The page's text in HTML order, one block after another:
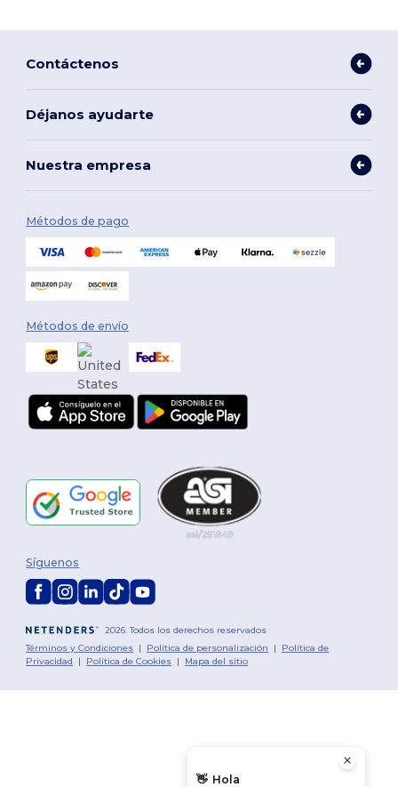
Contáctenos
Déjanos ayudarte
Nuestra empresa
Métodos de pago
Métodos de envío
2026. Todos los derechos reservados
Términos y Condiciones | Política de personalización | Política de
Privacidad | Política de Cookies | Mapa del sitio
Síguenos
👋 Hola